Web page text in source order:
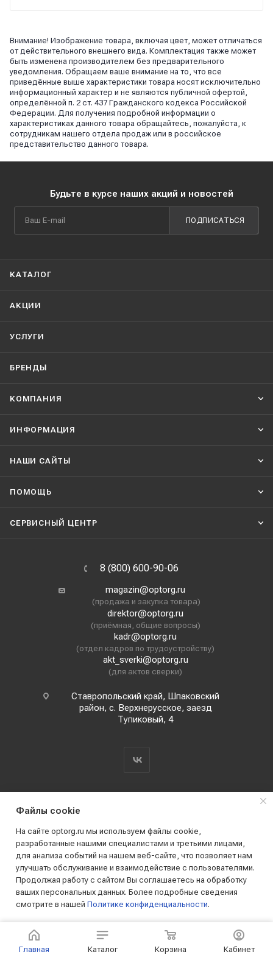
Внимание! Изображение товара, включая цвет, может отличаться
от действительного внешнего вида. Комплектация также может
быть изменена производителем без предварительного
уведомления. Обращаем ваше внимание на то, что все
приведённые выше характеристики товара носят исключительно
информационный характер и не являются публичной офертой,
определённой п. 2 ст. 437 Гражданского кодекса Российской
Федерации. Для получения подробной информации о
характеристиках данного товара обращайтесь, пожалуйста, к
сотрудникам нашего отдела продаж или в российское
представительство данного товара.
Будьте в курсе наших акций и новостей
ПОДПИСАТЬСЯ
КАТАЛОГ
АКЦИИ
УСЛУГИ
БРЕНДЫ
КОМПАНИЯ
ИНФОРМАЦИЯ
НАШИ CАЙТЫ
ПОМОЩЬ
СЕРВИСНЫЙ ЦЕНТР
8 (800) 600-90-06
magazin@optorg.ru
(продажа и закупка товара)
direktor@optorg.ru
(приёмная, общие вопросы)
kadr@optorg.ru
(отдел кадров по трудоустройству)
akt_sverki@optorg.ru
(для актов сверки)
Ставропольский край, Шпаковский
район, с. Верхнерусское, заезд
Тупиковый, 4
2019 - 2026 © АО КПК "Ставропольстройопторг"
Все права защищены
Файлы cookie
На сайте optorg.ru мы используем файлы cookie,
разработанные нашими специалистами и третьими лицами,
для анализа событий на нашем веб-сайте, что позволяет нам
улучшать обслуживание и взаимодействие с пользователями.
Продолжая работу с сайтом Вы соглашаетесь на обработку
ваших персональных данных. Более подробные сведения
смотрите в нашей Политике конфиденциальности.
ПРИНИМАЮ
Главная Каталог Корзина Кабинет